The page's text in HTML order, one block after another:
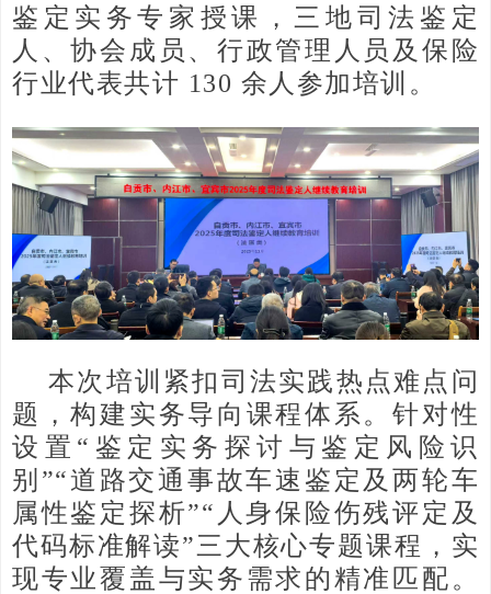
鉴定实务专家授课，三地司法鉴定
人、协会成员、行政管理人员及保险
行业代表共计 130 余人参加培训。
本次培训紧扣司法实践热点难点问
题，构建实务导向课程体系。针对性
设置“鉴定实务探讨与鉴定风险识
别”“道路交通事故车速鉴定及两轮车
属性鉴定探析”“人身保险伤残评定及
代码标准解读”三大核心专题课程，实
现专业覆盖与实务需求的精准匹配。